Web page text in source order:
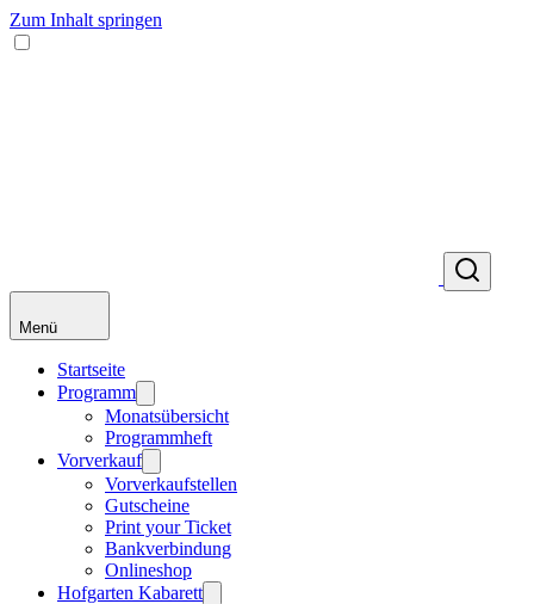
Zum Inhalt springen
Menü
Startseite
Programm
Monatsübersicht
Programmheft
Vorverkauf
Vorverkaufstellen
Gutscheine
Print your Ticket
Bankverbindung
Onlineshop
Hofgarten Kabarett